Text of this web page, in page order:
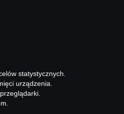
statystycznych.
urządzenia.